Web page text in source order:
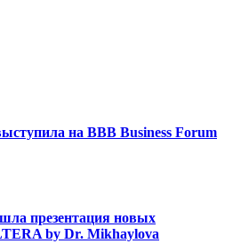
на BBB Business Forum
презентация новых
by Dr. Mikhaylova